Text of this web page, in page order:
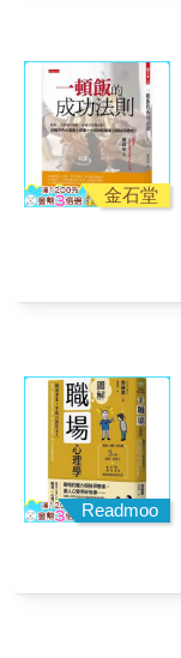
金石堂
Readmoo